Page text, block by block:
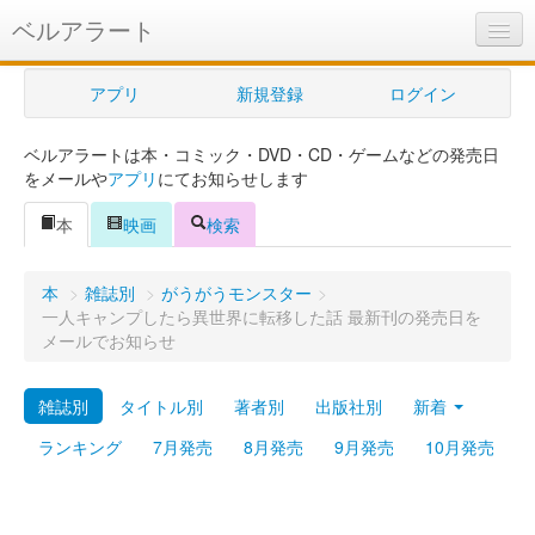
ベルアラート
ベルアラートとは
ヘルプ
新規登録
ログイン
購入管理
プレミアム
アプリ 新規登録 ログイン
ベルアラートは本・コミック・DVD・CD・ゲームなどの発売日
をメールやアプリ にてお知らせします
本
映画 検索
本 > 雑誌別 > がうがうモンスター >
一人キャンプしたら異世界に転移した話 最新刊の発売日を
メールでお知らせ
雑誌別 タイトル別 著者別 出版社別
新着
ランキング
7月発売 8月発売 9月発売 10月発売